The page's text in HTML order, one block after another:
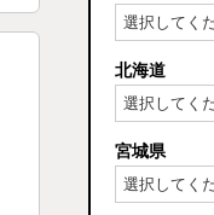
北海道
宮城県